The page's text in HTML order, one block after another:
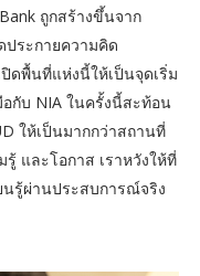
ถูกสร้างขึ้นจาก
ระกายความคิด
ปิดพื้นที่แห่งนี้ให้เป็นจุดเริ่ม
กับ NIA ในครั้งนี้สะท้อน
ให้เป็นมากกว่าสถานที่
และโอกาส เราหวังให้ที่
รู้ผ่านประสบการณ์จริง